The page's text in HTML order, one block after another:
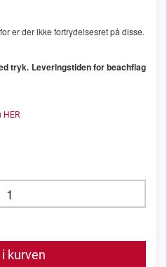
er der ikke fortrydelsesret på disse.
tryk. Leveringstiden for beachflag
kurven